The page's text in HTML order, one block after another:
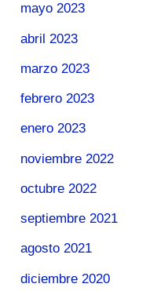
mayo 2023
abril 2023
marzo 2023
febrero 2023
enero 2023
noviembre 2022
octubre 2022
septiembre 2021
agosto 2021
diciembre 2020